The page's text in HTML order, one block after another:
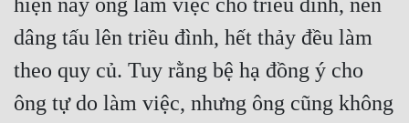
hiện nay ông làm việc cho triều đình, nên
dâng tấu lên triều đình, hết thảy đều làm
theo quy củ. Tuy rằng bệ hạ đồng ý cho
ông tự do làm việc, nhưng ông cũng không